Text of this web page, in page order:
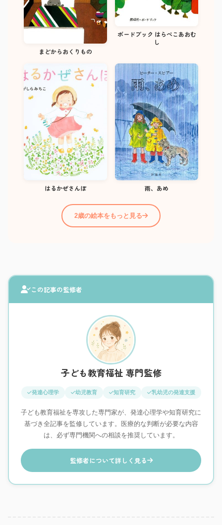
まどからおくりもの
ボードブック はらぺこあおむ
し
はるかぜさんぽ 雨、あめ
2歳の絵本をもっと見る
この記事の監修者
子ども教育福祉 専門監修
発達心理学 幼児教育 知育研究 乳幼児の発達支援
子ども教育福祉を専攻した専門家が、発達心理学や知育研究に
基づき全記事を監修しています。医療的な判断が必要な内容
は、必ず専門機関への相談を推奨しています。
監修者について詳しく見る